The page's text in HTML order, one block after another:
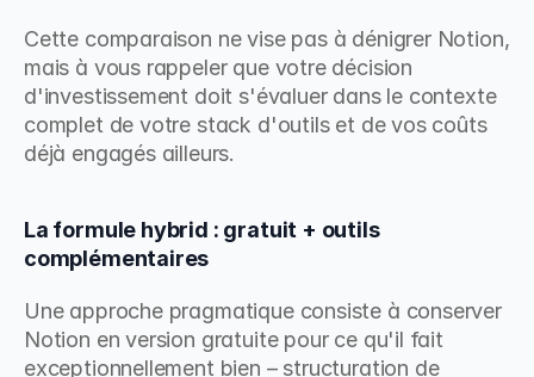
Cette comparaison ne vise pas à dénigrer Notion,
mais à vous rappeler que votre décision
d'investissement doit s'évaluer dans le contexte
complet de votre stack d'outils et de vos coûts
déjà engagés ailleurs.
La formule hybrid : gratuit + outils
complémentaires
Une approche pragmatique consiste à conserver
Notion en version gratuite pour ce qu'il fait
exceptionnellement bien – structuration de